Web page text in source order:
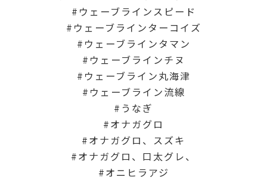
ウェーブラインスピード
ウェーブラインターコイズ
ウェーブラインタマン
ウェーブラインチヌ
ウェーブライン丸海津
ウェーブライン流線
うなぎ
オナガグロ
オナガグロ、スズキ
オナガグロ、口太グレ、
オニヒラアジ